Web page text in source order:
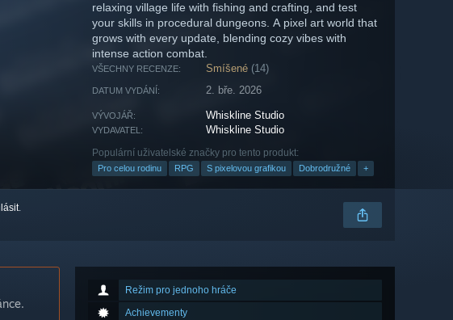
relaxing village life with fishing and crafting, and test
your skills in procedural dungeons. A pixel art world that
grows with every update, blending cozy vibes with
intense action combat.
VŠECHNY RECENZE: Smíšené (14)
DATUM VYDÁNÍ: 2. bře. 2026
VÝVOJÁŘ: Whiskline Studio
VYDAVATEL: Whiskline Studio
Populární uživatelské značky pro tento produkt:
Pro celou rodinu RPG S pixelovou grafikou Dobrodružné +
.
Režim pro jednoho hráče
Achievementy